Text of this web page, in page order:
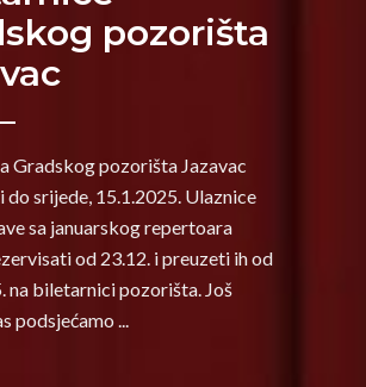
pozorišta
Gradskog pozorišta Jazavac
do srijede, 15.1.2025. Ulaznice
sa januarskog repertoara
od 23.12. i preuzeti ih od
na biletarnici pozorišta. Još
podsjećamo